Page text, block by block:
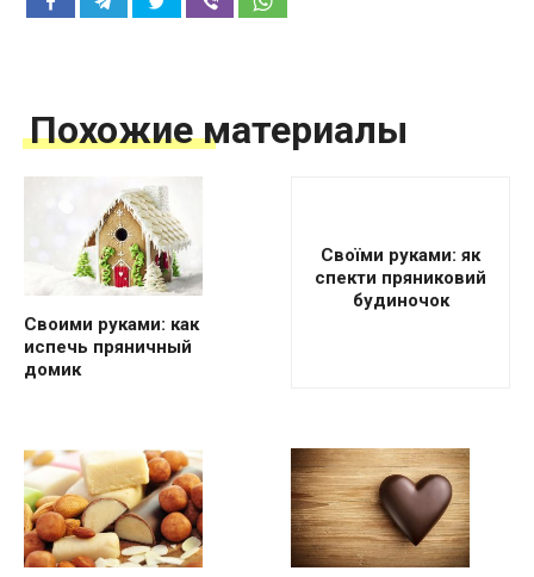
Похожие материалы
Своими руками: как
испечь пряничный
домик
Своїми руками: як
спекти пряниковий
будиночок